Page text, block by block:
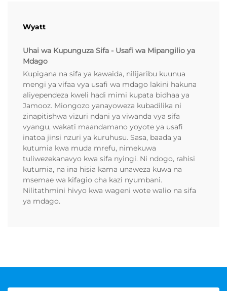
Wyatt
Uhai wa Kupunguza Sifa - Usafi wa Mipangilio ya
Mdago
Kupigana na sifa ya kawaida, nilijaribu kuunua
mengi ya vifaa vya usafi wa mdago lakini hakuna
aliyependeza kweli hadi mimi kupata bidhaa ya
Jamooz. Miongozo yanayoweza kubadilika ni
zinapitishwa vizuri ndani ya viwanda vya sifa
vyangu, wakati maandamano yoyote ya usafi
inatoa jinsi nzuri ya kuruhusu. Sasa, baada ya
kutumia kwa muda mrefu, nimekuwa
tuliwezekanavyo kwa sifa nyingi. Ni ndogo, rahisi
kutumia, na ina hisia kama unaweza kuwa na
msemae wa kifagio cha kazi nyumbani.
Nilitathmini hivyo kwa wageni wote walio na sifa
ya mdago.